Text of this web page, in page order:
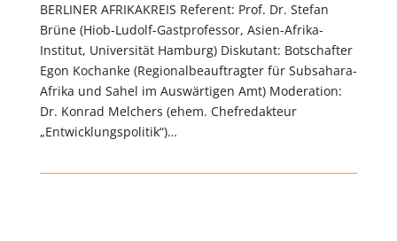
BERLINER AFRIKAKREIS Referent: Prof. Dr. Stefan
Brüne (Hiob-Ludolf-Gastprofessor, Asien-Afrika-
Institut, Universität Hamburg) Diskutant: Botschafter
Egon Kochanke (Regionalbeauftragter für Subsahara-
Afrika und Sahel im Auswärtigen Amt) Moderation:
Dr. Konrad Melchers (ehem. Chefredakteur
„Entwicklungspolitik“)…